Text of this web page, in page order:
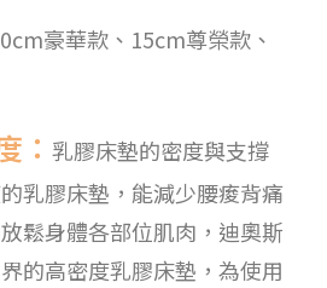
豪華款、15cm尊榮款、
：乳膠床墊的密度與支撐
乳膠床墊，能減少腰痠背痛
鬆身體各部位肌肉，迪奧斯
的高密度乳膠床墊，為使用